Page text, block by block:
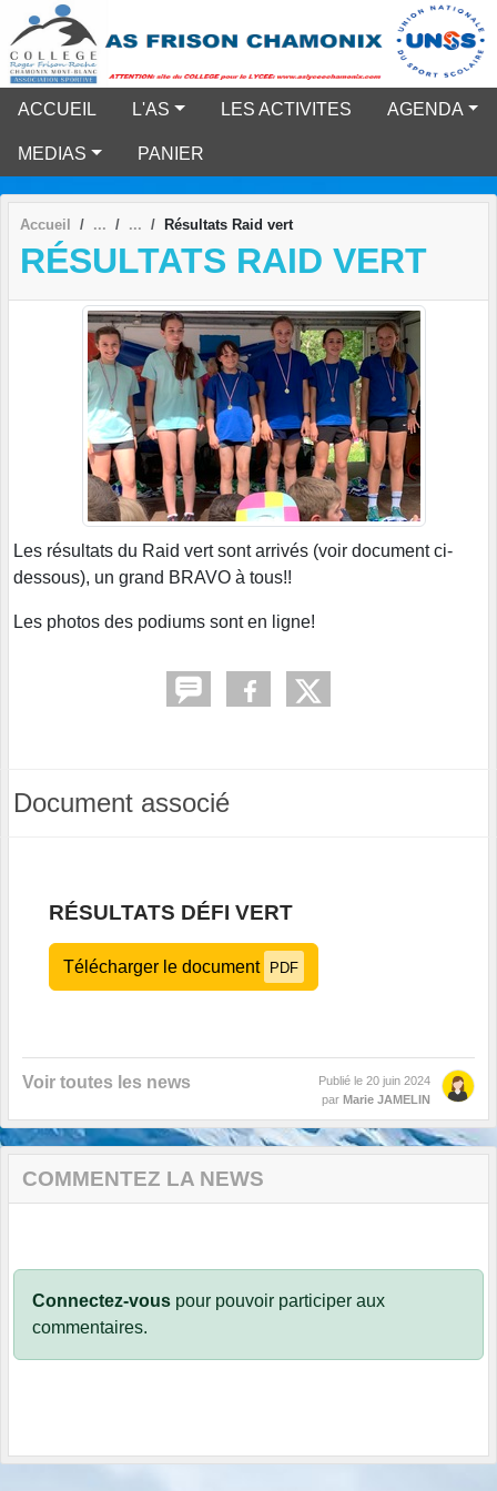
ACCUEIL L'AS LES ACTIVITES AGENDA
MEDIAS PANIER
Accueil Résultats Raid vert
RÉSULTATS RAID VERT
Les résultats du Raid vert sont arrivés (voir document ci-
dessous), un grand BRAVO à tous!!
Les photos des podiums sont en ligne!
Document associé
RÉSULTATS DÉFI VERT
Télécharger le document PDF
Voir toutes les news Publié le 20 juin 2024
par Marie JAMELIN
COMMENTEZ LA NEWS
Connectez-vous pour pouvoir participer aux
commentaires.
Panneau de gestion des cookies